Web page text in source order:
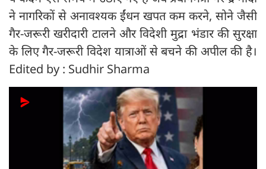
ने नागरिकों से अनावश्यक ईंधन खपत कम करने, सोने जैसी
गैर-जरूरी खरीदारी टालने और विदेशी मुद्रा भंडार की सुरक्षा
के लिए गैर-जरूरी विदेश यात्राओं से बचने की अपील की है।
Edited by : Sudhir Sharma